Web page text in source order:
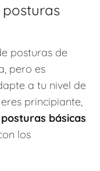
posturas de
pero es
a tu nivel de
principiante,
posturas básicas
los